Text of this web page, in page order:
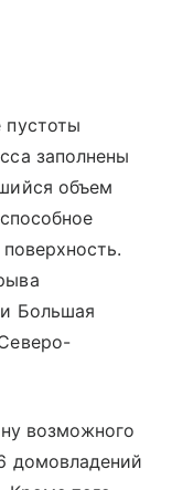
заполнены
объем
Большая
возможного
домовладений